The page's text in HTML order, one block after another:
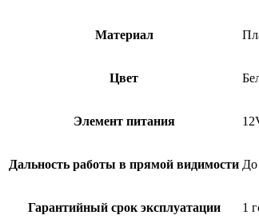
Материал
Цвет
Элемент питания
Дальность работы в прямой видимости До
Гарантийный срок эксплуатации 1